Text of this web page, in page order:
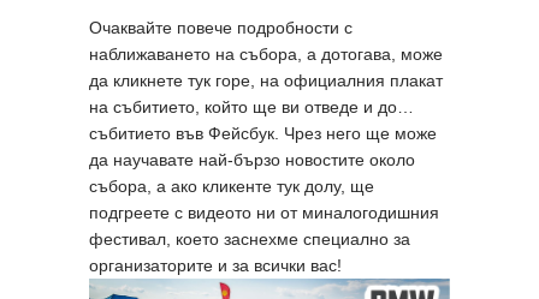
Очаквайте повече подробности с
наближаването на събора, а дотогава, може
да кликнете тук горе, на официалния плакат
на събитието, който ще ви отведе и до…
събитието във Фейсбук. Чрез него ще може
да научавате най-бързо новостите около
събора, а ако кликенте тук долу, ще
подгреете с видеото ни от миналогодишния
фестивал, което заснехме специално за
организаторите и за всички вас!